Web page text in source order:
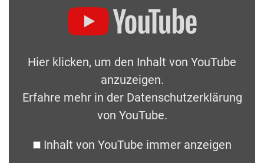
Hier klicken, um den Inhalt von YouTube
anzuzeigen.
Erfahre mehr in der Datenschutzerklärung
von YouTube.
Inhalt von YouTube immer anzeigen